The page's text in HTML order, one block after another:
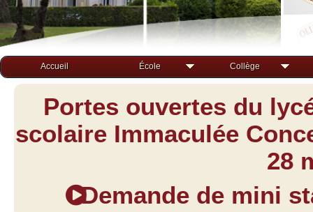
Accueil École Collège
Portes ouvertes du
scolaire Immaculée
28
Demande de mini